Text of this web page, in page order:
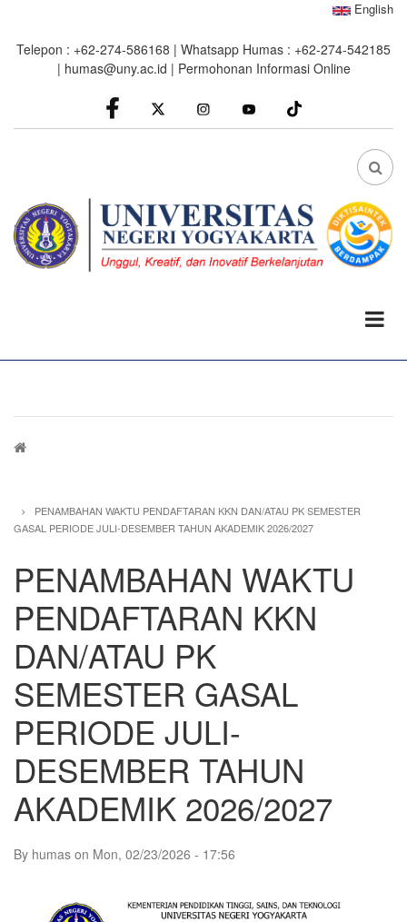
main
English
Telepon : +62-274-586168 | Whatsapp Humas : +62-274-542185
| humas@uny.ac.id | Permohonan Informasi Online
facebook
Instagram youtube
FA
Breadcrumb
PENAMBAHAN WAKTU PENDAFTARAN KKN DAN/ATAU PK SEMESTER
GASAL PERIODE JULI-DESEMBER TAHUN AKADEMIK 2026/2027
PENAMBAHAN WAKTU
PENDAFTARAN KKN
DAN/ATAU PK
SEMESTER GASAL
PERIODE JULI-
DESEMBER TAHUN
AKADEMIK 2026/2027
By humas on Mon, 02/23/2026 - 17:56